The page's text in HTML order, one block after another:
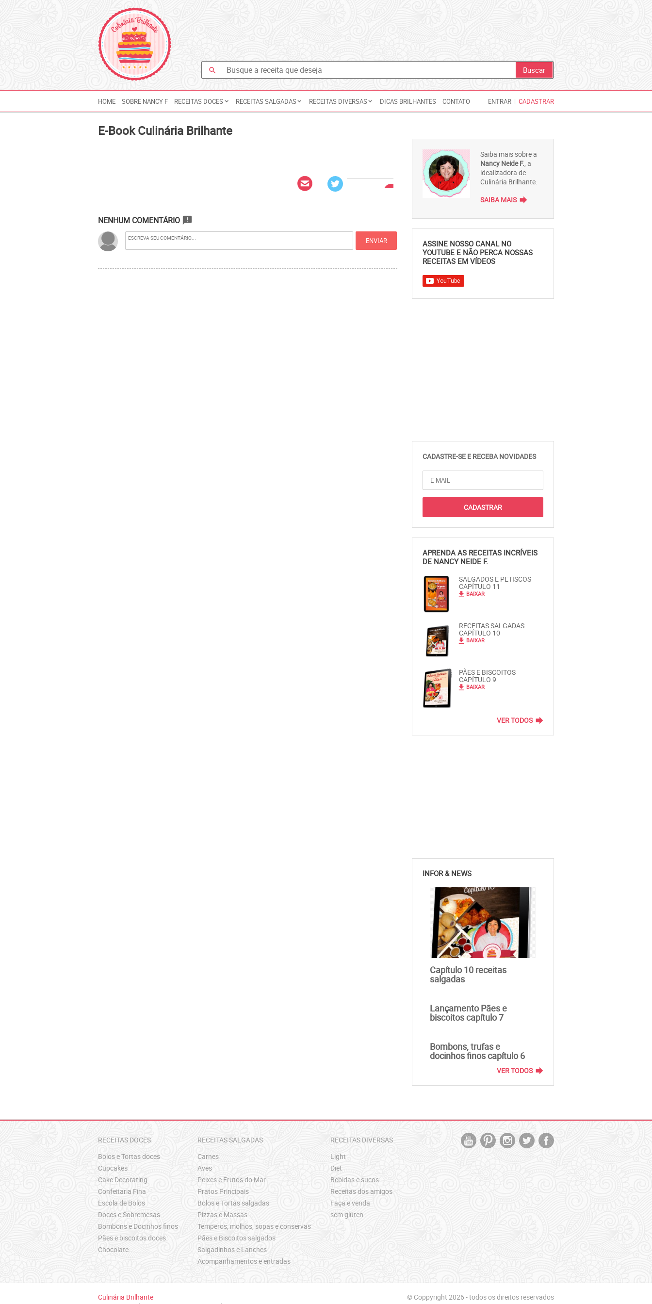
search
HOME SOBRE NANCY F RECEITAS DOCES RECEITAS SALGADAS RECEITAS DIVERSAS DICAS BRILHANTES CONTATO ENTRAR | CADASTRAR
E-Book Culinária Brilhante
NENHUM COMENTÁRIO announcement
Saiba mais sobre a
Nancy Neide F., a
idealizadora de
Culinária Brilhante.
SAIBA MAIS forward
ASSINE NOSSO CANAL NO
YOUTUBE E NÃO PERCA NOSSAS
RECEITAS EM VÍDEOS
CADASTRE-SE E RECEBA NOVIDADES
APRENDA AS RECEITAS INCRÍVEIS
DE NANCY NEIDE F.
SALGADOS E PETISCOS
CAPÍTULO 11
file_download BAIXAR
RECEITAS SALGADAS
CAPÍTULO 10
file_download BAIXAR
PÃES E BISCOITOS
CAPÍTULO 9
file_download BAIXAR
VER TODOS forward
INFOR & NEWS
Capítulo 10 receitas
salgadas
Lançamento Pães e
biscoitos capítulo 7
Bombons, trufas e
docinhos finos capítulo 6
VER TODOS forward
RECEITAS DOCES
Bolos e Tortas doces
Cupcakes
Cake Decorating
Confeitaria Fina
Escola de Bolos
Doces e Sobremesas
Bombons e Docinhos finos
Pães e biscoitos doces
Chocolate
RECEITAS SALGADAS
Carnes
Aves
Peixes e Frutos do Mar
Pratos Principais
Bolos e Tortas salgadas
Pizzas e Massas
Temperos, molhos, sopas e conservas
Pães e Biscoitos salgados
Salgadinhos e Lanches
Acompanhamentos e entradas
RECEITAS DIVERSAS
Light
Diet
Bebidas e sucos
Receitas dos amigos
Faça e venda
sem glúten
Culinária Brilhante © Coppyright 2026 - todos os direitos reservados